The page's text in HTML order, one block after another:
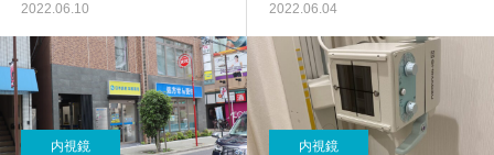
2022.06.10 2022.06.04
内視鏡 内視鏡